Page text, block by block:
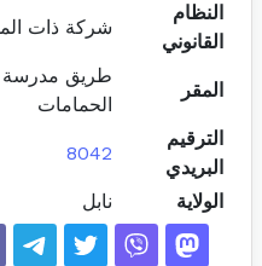
النظام
القانوني
شركة ذات
المقر
طريق مدرسة
الحمامات
الترقيم
البريدي
8042
الولاية نابل